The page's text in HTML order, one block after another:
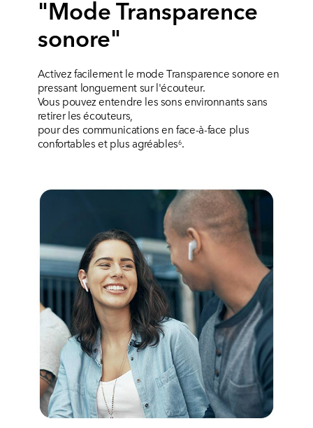
"Mode Transparence
sonore"
Activez facilement le mode Transparence sonore en
pressant longuement sur l'écouteur.
Vous pouvez entendre les sons environnants sans
retirer les écouteurs,
pour des communications en face-à-face plus
confortables et plus agréables6.